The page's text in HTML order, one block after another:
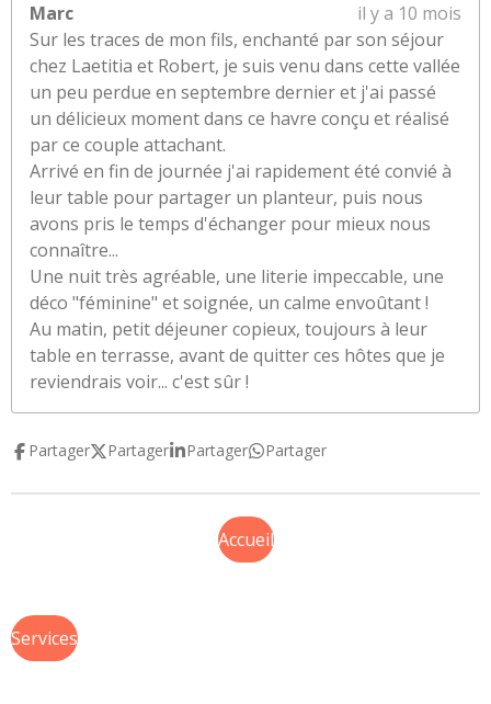
Marc
il y a 10 mois
Sur les traces de mon fils, enchanté par son séjour
chez Laetitia et Robert, je suis venu dans cette vallée
un peu perdue en septembre dernier et j'ai passé
un délicieux moment dans ce havre conçu et réalisé
par ce couple attachant.
Arrivé en fin de journée j'ai rapidement été convié à
leur table pour partager un planteur, puis nous
avons pris le temps d'échanger pour mieux nous
connaître...
Une nuit très agréable, une literie impeccable, une
déco "féminine" et soignée, un calme envoûtant !
Au matin, petit déjeuner copieux, toujours à leur
table en terrasse, avant de quitter ces hôtes que je
reviendrais voir... c'est sûr !
Partager Partager Partager Partager
Accueil
Services